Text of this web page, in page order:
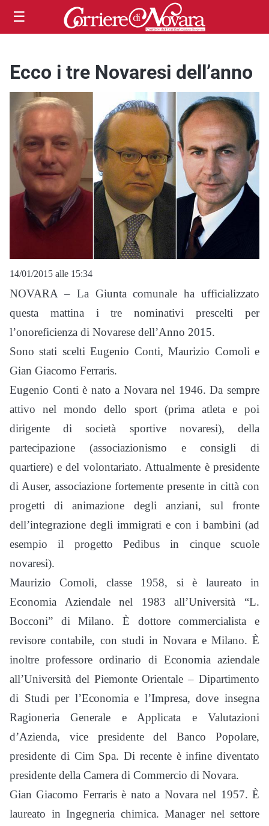
☰
Ecco i tre Novaresi dell’anno
14/01/2015 alle 15:34
NOVARA – La Giunta comunale ha ufficializzato
questa mattina i tre nominativi prescelti per
l’onoreficienza di Novarese dell’Anno 2015.
Sono stati scelti Eugenio Conti, Maurizio Comoli e
Gian Giacomo Ferraris.
Eugenio Conti è nato a Novara nel 1946. Da sempre
attivo nel mondo dello sport (prima atleta e poi
dirigente di società sportive novaresi), della
partecipazione (associazionismo e consigli di
quartiere) e del volontariato. Attualmente è presidente
di Auser, associazione fortemente presente in città con
progetti di animazione degli anziani, sul fronte
dell’integrazione degli immigrati e con i bambini (ad
esempio il progetto Pedibus in cinque scuole
novaresi).
Maurizio Comoli, classe 1958, si è laureato in
Economia Aziendale nel 1983 all’Università “L.
Bocconi” di Milano. È dottore commercialista e
revisore contabile, con studi in Novara e Milano. È
inoltre professore ordinario di Economia aziendale
all’Università del Piemonte Orientale – Dipartimento
di Studi per l’Economia e l’Impresa, dove insegna
Ragioneria Generale e Applicata e Valutazioni
d’Azienda, vice presidente del Banco Popolare,
presidente di Cim Spa. Di recente è infine diventato
presidente della Camera di Commercio di Novara.
Gian Giacomo Ferraris è nato a Novara nel 1957. È
laureato in Ingegneria chimica. Manager nel settore